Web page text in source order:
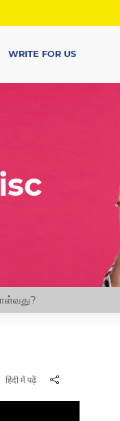
WRITE FOR US
हिंदी में पढ़ें